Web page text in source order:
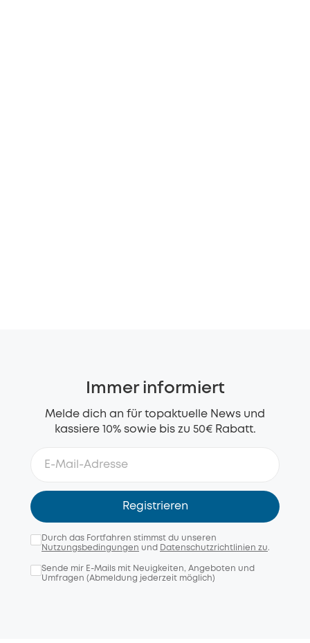
Immer informiert
Melde dich an für topaktuelle News und
kassiere 10% sowie bis zu 50€ Rabatt.
Registrieren
Durch das Fortfahren stimmst du unseren
Nutzungsbedingungen und Datenschutzrichtlinien zu.
Sende mir E-Mails mit Neuigkeiten, Angeboten und
Umfragen (Abmeldung jederzeit möglich)